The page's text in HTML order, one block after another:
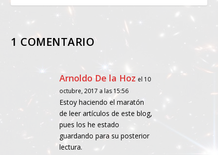
1 COMENTARIO
Arnoldo De la Hoz el 10
octubre, 2017 a las 15:56
Estoy haciendo el maratón
de leer artículos de este blog,
pues los he estado
guardando para su posterior
lectura.